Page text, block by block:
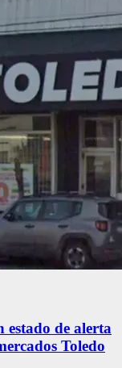
estado de alerta
Toledo